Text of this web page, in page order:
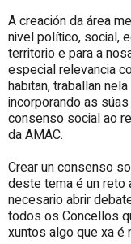
A creación da área
nivel político, social,
territorio e para a
especial relevancia
habitan, traballan
incorporando as
consenso social ao
da AMAC.
Crear un consenso
deste tema é un reto
necesario abrir
todos os Concellos
xuntos algo que xa é